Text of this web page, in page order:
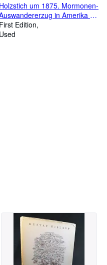
Holzstich um 1875. Mormonen-
in Amerika -
Mormonsk Udvandretog i
Nordamerika.; Planwagen -
First Edition
Used